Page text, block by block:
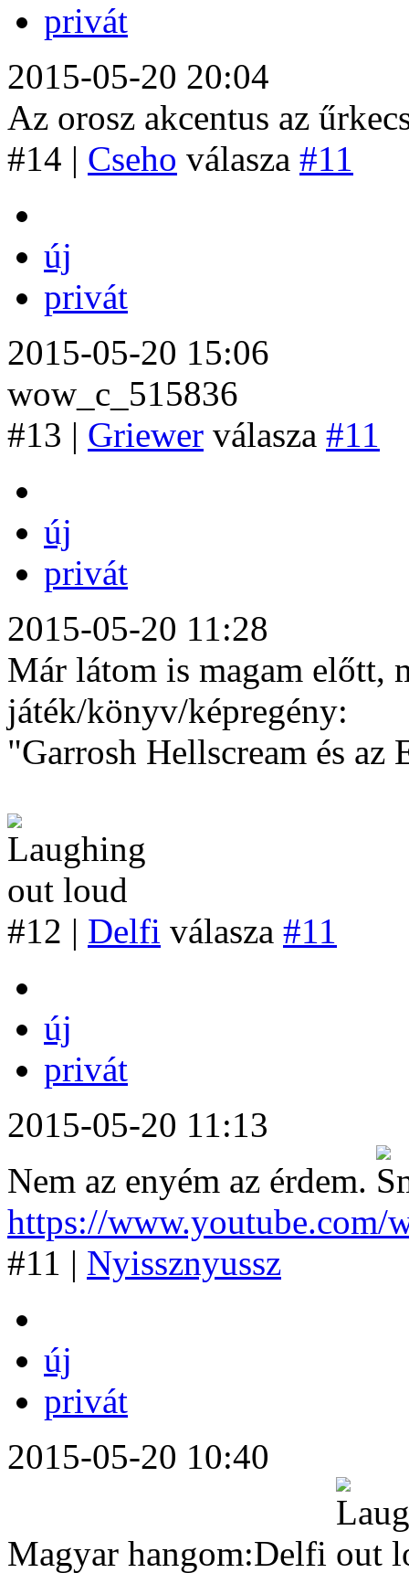
privát
2015-05-20 20:04
Az orosz akcentus az
#14 | Cseho válasza #11
új
privát
2015-05-20 15:06
wow_c_515836
#13 | Griewer válasza #11
új
privát
2015-05-20 11:28
Már látom is magam előtt,
játék/könyv/képregény:
"Garrosh Hellscream és az
#12 | Delfi válasza #11
új
privát
2015-05-20 11:13
Nem az enyém az érdem.
https://www.youtube.com/
#11 | Nyissznyussz
új
privát
2015-05-20 10:40
Magyar hangom:Delfi